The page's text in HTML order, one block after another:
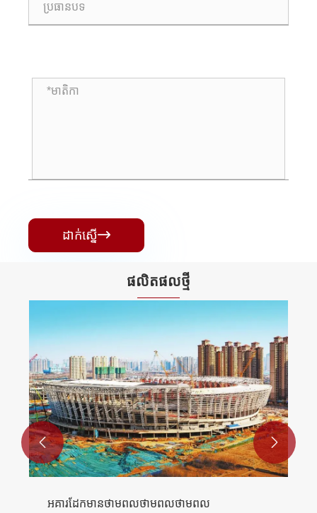
ដាក់ស្នើ
ផលិតផល​ថ្មី
ផ្ទះកុងតឺន័រដែលមានលក្ខណៈពហុជាន់
 